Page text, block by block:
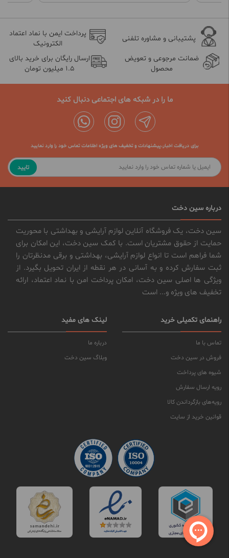
پشتیبانی و مشاوره تلفنی
پرداخت ایمن با نماد اعتماد
الکترونیک
ضمانت مرجوعی و تعویض
محصول
ارسال رایگان برای خرید بالای
1.5 میلیون تومان
ما را در شبکه های اجتماعی دنبال کنید
برای دریافت اخبار،پیشنهادات و تخفیف های ویژه اطلاعات تماس خود را وارد نمایید
تایید
درباره سین دخت
سین دخت، یک فروشگاه آنلاین لوازم آرایشی و بهداشتی با محوریت
حمایت از حقوق مشتریان است. با کمک سین دخت، این امکان برای
شما فراهم است تا انواع لوازم آرایشی، بهداشتی و برقی مدنظرتان را
ثبت سفارش کرده و به آسانی در هر نقطه از ایران تحویل بگیرد. از
ویژگی ها اصلی سین دخت، امکان پرداخت امن با نماد اعتماد، ارائه
تخفیف های ویژه و... است
راهنمای تکمیلی خرید
تماس با ما
فروش در سین دخت
شیوه های پرداخت
رویه ارسال سفارش
رویه‌های بازگرداندن کالا
قوانین خرید از سایت
لینک های مفید
درباره ما
وبلاگ سین دخت